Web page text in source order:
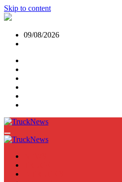
Skip to content
09/08/2026